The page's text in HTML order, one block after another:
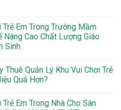
Trẻ Em Trong Trường Mầm
Cao Chất Lượng Giáo
Sinh
Thuê Quản Lý Khu Vui Chơi Trẻ
Quả Hơn?
Em Trong Nhà Cho Sân